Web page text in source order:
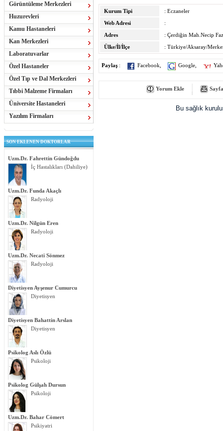
Görüntüleme Merkezleri
Huzurevleri
Kamu Hastaneleri
Kan Merkezleri
Laboratuvarlar
Özel Hastaneler
Özel Tıp ve Dal Merkezleri
Tıbbi Malzeme Firmaları
Üniversite Hastaneleri
Yazılım Firmaları
SON EKLENEN DOKTORLAR
Uzm.Dr. Fahrettin Gündoğdu
İç Hastalıkları (Dahiliye)
Uzm.Dr. Funda Akaçlı
Radyoloji
Uzm.Dr. Nilgün Eren
Radyoloji
Uzm.Dr. Necati Sönmez
Radyoloji
Diyetisyen Ayşenur Cumurcu
Diyetisyen
Diyetisyen Bahattin Arslan
Diyetisyen
Psikolog Aslı Özlü
Psikoloji
Psikolog Gülşah Dursun
Psikoloji
Uzm.Dr. Bahar Cömert
Psikiyatri
Kurum Tipi
: Eczaneler
Web Adresi
:
Adres
: Çerdiğin Mah.Necip
Ülke/İl/İlçe
: Türkiye/Aksaray/
Paylaş : Facebook Google
Yorum Ekle
Bu sağlık